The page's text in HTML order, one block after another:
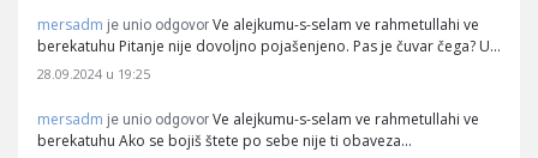
mersadm je unio odgovor Ve alejkumu-s-selam ve rahmetullahi ve
berekatuhu Pitanje nije dovoljno pojašenjeno. Pas je čuvar čega? U…
28.09.2024 u 19:25
mersadm je unio odgovor Ve alejkumu-s-selam ve rahmetullahi ve
berekatuhu Ako se bojiš štete po sebe nije ti obaveza…